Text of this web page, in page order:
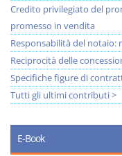
Credito privilegiato del
promesso in vendita
Responsabilità del notaio:
Reciprocità delle
Specifiche figure di
Tutti gli ultimi contributi >
E-Book